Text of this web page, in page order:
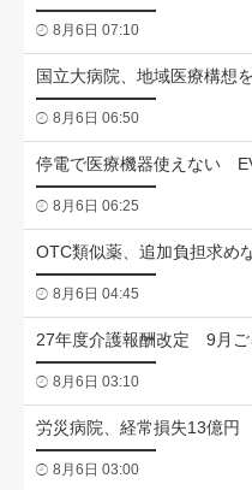
8月6日 07:10
国立大病院、地域医療構想
8月6日 06:50
停電で医療機器使えない
8月6日 06:25
OTC類似薬、追加負担求め
8月6日 04:45
27年度介護報酬改定 9月ご
8月6日 03:10
労災病院、経常損失13億円
8月6日 03:00